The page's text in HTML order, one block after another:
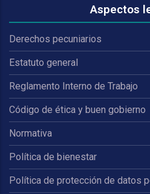
Aspectos
Derechos pecuniarios
Estatuto general
Reglamento Interno de Trabajo
Código de ética y buen gobierno
Normativa
Política de bienestar
Política de protección de datos